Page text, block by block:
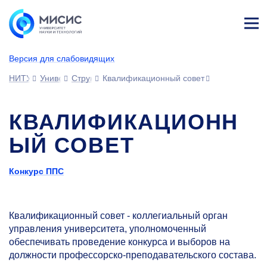
Версия для слабовидящих
НИТУ МИСИСУниверситетСтруктура университета
Квалификационный совет
КВАЛИФИКАЦИОНН
ЫЙ СОВЕТ
Конкурс ППС
Квалификационный совет - коллегиальный орган
управления университета, уполномоченный
обеспечивать проведение конкурса и выборов на
должности профессорско-преподавательского состава.